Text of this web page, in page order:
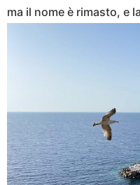
ma il nome è rimasto, e